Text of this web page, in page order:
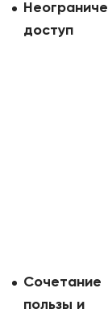
доступ
Сочетание
пользы и